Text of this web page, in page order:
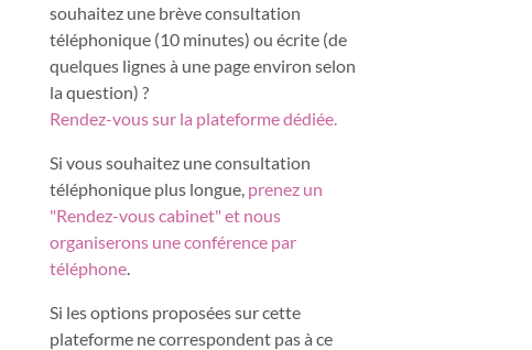
souhaitez une brève consultation
téléphonique (10 minutes) ou écrite (de
quelques lignes à une page environ selon
la question) ?
Rendez-vous sur la plateforme dédiée.
Si vous souhaitez une consultation
téléphonique plus longue, prenez un
"Rendez-vous cabinet" et nous
organiserons une conférence par
téléphone
Si les options proposées sur cette
plateforme ne correspondent pas à ce